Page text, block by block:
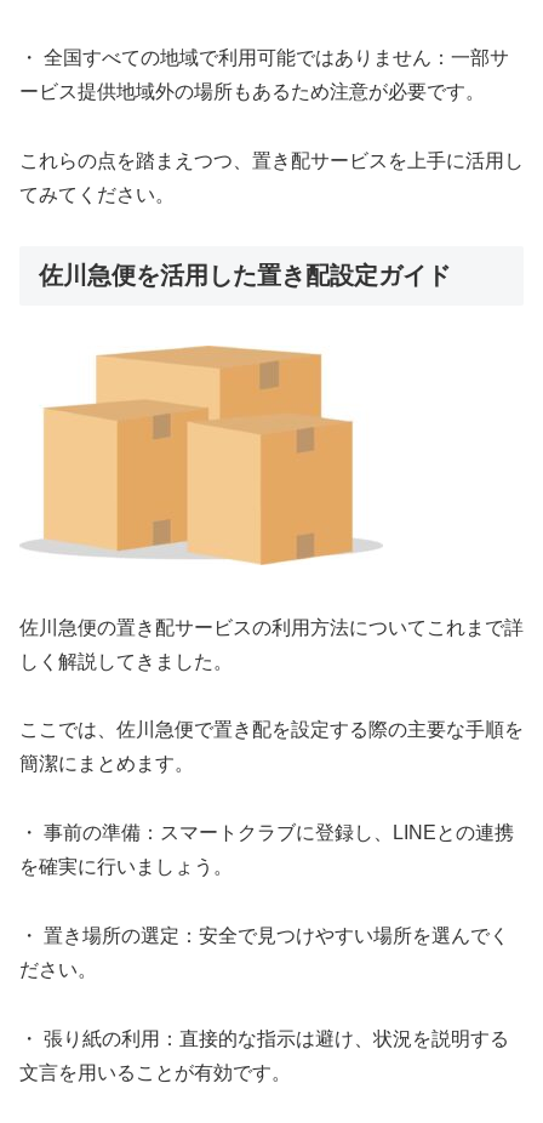
・ 全国すべての地域で利用可能ではありません：一部サ
ービス提供地域外の場所もあるため注意が必要です。
これらの点を踏まえつつ、置き配サービスを上手に活用し
てみてください。
佐川急便を活用した置き配設定ガイド
佐川急便の置き配サービスの利用方法についてこれまで詳
しく解説してきました。
ここでは、佐川急便で置き配を設定する際の主要な手順を
簡潔にまとめます。
・ 事前の準備：スマートクラブに登録し、LINEとの連携
を確実に行いましょう。
・ 置き場所の選定：安全で見つけやすい場所を選んでく
ださい。
・ 張り紙の利用：直接的な指示は避け、状況を説明する
文言を用いることが有効です。